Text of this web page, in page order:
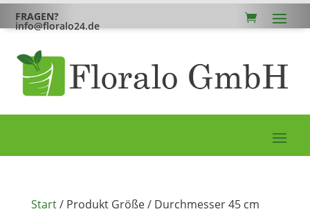
FRAGEN?
info@floralo24.de
Start/ Produkt Größe / Durchmesser 45 cm